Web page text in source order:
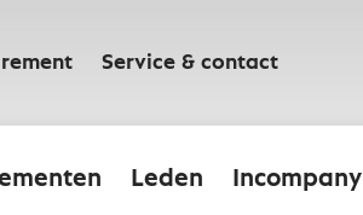
Service & contact
Leden Incompany